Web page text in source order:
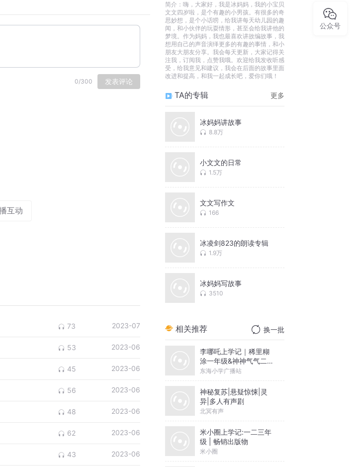
0/300 发表评论
互动
73 2023-07
53 2023-06
45 2023-06
56 2023-06
48 2023-06
62 2023-06
43 2023-06
简介： 嗨，大家好，我是冰妈妈，我的小宝贝
文文四岁啦，是个有趣的小男孩。有很多的奇
思妙想，是个小话唠，给我讲每天幼儿园的趣
闻，和小伙伴的玩耍情形，甚至会给我讲他的
梦境。作为妈妈，我也最喜欢讲故编故事，我
想用自己的声音演绎更多的有趣的事情，和小
朋友大朋友分享。我会每天更新，大家记得关
注我，订阅我，点赞我哦。欢迎给我发收听感
受，给我意见和建议，我会在后面的故事里面
改进和提高，和我一起成长吧，爱你们哦！
TA的专辑 更多
冰妈妈讲故事
8.8万
小文文的日常
1.5万
文文写作文
166
冰凌剑823的朗读专辑
1.9万
冰妈妈写故事
3510
相关推荐 换一批
李哪吒上学记｜稀里糊
涂一年级&神神气气二年
级
东海小学广播站
神秘复苏|悬疑惊悚|灵
异|多人有声剧
北冥有声
米小圈上学记:一二三年
级 | 畅销出版物
米小圈
公众号